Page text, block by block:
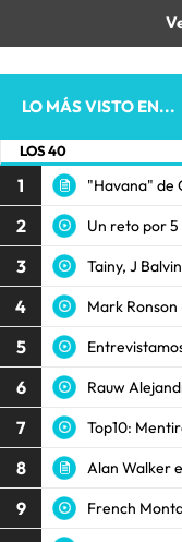
LO MÁS VISTO EN...
LOS 40
1 "Havana" de
2 Un reto por 5
3 Tainy, J
4 Mark
5
6 Rauw
7 Top10:
8 Alan Walker
9 French